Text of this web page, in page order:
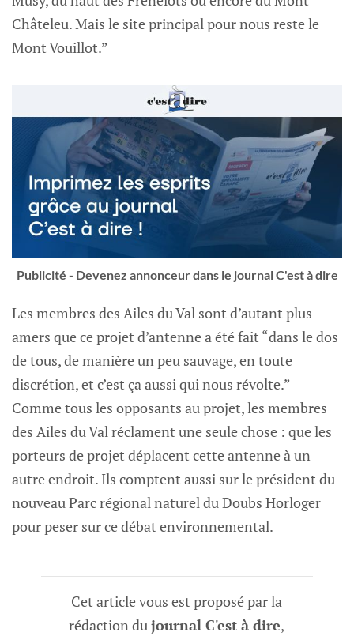
Châteleu. Mais le site principal pour nous reste le
Mont Vouillot.”
Publicité - Devenez annonceur dans le journal C'est à dire
Les membres des Ailes du Val sont d’autant plus
amers que ce projet d’antenne a été fait “dans le dos
de tous, de manière un peu sauvage, en toute
discrétion, et c’est ça aussi qui nous révolte.”
Comme tous les opposants au projet, les membres
des Ailes du Val réclament une seule chose : que les
porteurs de projet déplacent cette antenne à un
autre endroit. Ils comptent aussi sur le président du
nouveau Parc régional naturel du Doubs Horloger
pour peser sur ce débat environnemental.
Cet article vous est proposé par la
rédaction dujournal C'est à dire,